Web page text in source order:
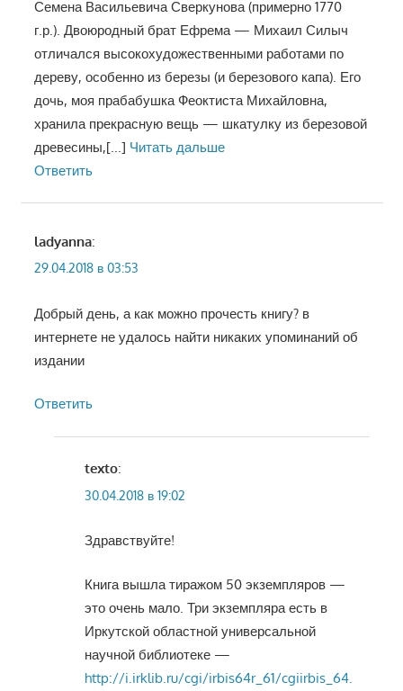
Семена Васильевича Сверкунова (примерно 1770
г.р.). Двоюродный брат Ефрема — Михаил Силыч
отличался высокохудожественными работами по
дереву, особенно из березы (и березового капа). Его
дочь, моя прабабушка Феоктиста Михайловна,
хранила прекрасную вещь — шкатулку из березовой
древесины,[...] Читать дальше
Ответить
ladyanna:
29.04.2018 в 03:53
Добрый день, а как можно прочесть книгу? в
интернете не удалось найти никаких упоминаний об
издании
Ответить
texto:
30.04.2018 в 19:02
Здравствуйте!
Книга вышла тиражом 50 экземпляров —
это очень мало. Три экземпляра есть в
Иркутской областной универсальной
научной библиотеке —
http://i.irklib.ru/cgi/irbis64r_61/cgiirbis_64.